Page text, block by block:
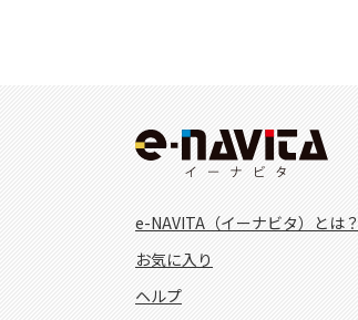
e-NAVITA（イーナビタ）とは？
お気に入り
ヘルプ